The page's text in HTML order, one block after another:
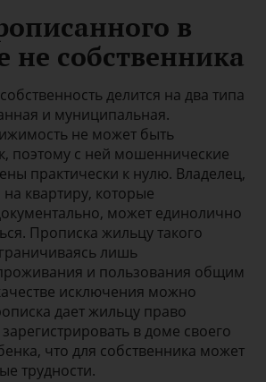
в
не собственника
делится на два типа
и муниципальная.
не может быть
поэтому с ней мошеннические
практически к нулю. Владелец,
квартиру, которые
может единолично
Прописка жильцу такого
лишь
и пользования общим
исключения можно
дает жильцу право
в доме своего
что для собственника может
трудности.